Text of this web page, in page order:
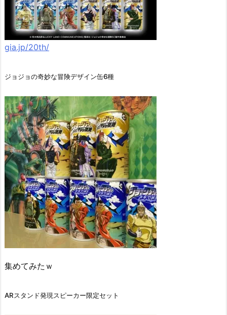
gia.jp/20th/
ジョジョの奇妙な冒険デザイン缶6種
集めてみたｗ
ARスタンド発現スピーカー限定セット